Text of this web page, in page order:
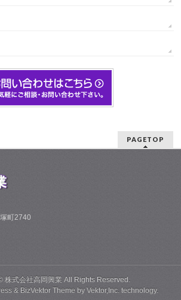
PAGETOP
町2740
株式会社高岡興業All Rights Reserved.
& BizVektor Theme byVektor,Inc. technology.